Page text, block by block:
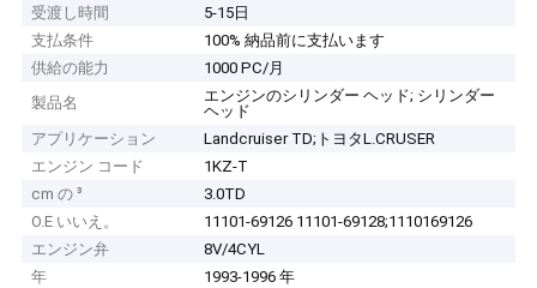
受渡し時間
5-15日
支払条件
100% 納品前に支払います
供給の能力
1000 PC/月
製品名
エンジンのシリンダー ヘッド; シリンダー
ヘッド
アプリケーション
Landcruiser TD;トヨタL.CRUSER
エンジン コード
1KZ-T
cm の ³
3.0TD
O.E いいえ。
11101-69126 11101-69128;1110169126
エンジン弁
8V/4CYL
年
1993-1996 年